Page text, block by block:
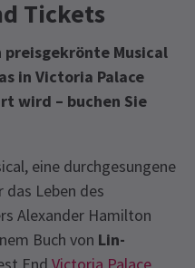
Tickets
Musical
in Victoria Palace
wird – buchen Sie
eine durchgesungene
Leben des
Alexander Hamilton
Buch von Lin-